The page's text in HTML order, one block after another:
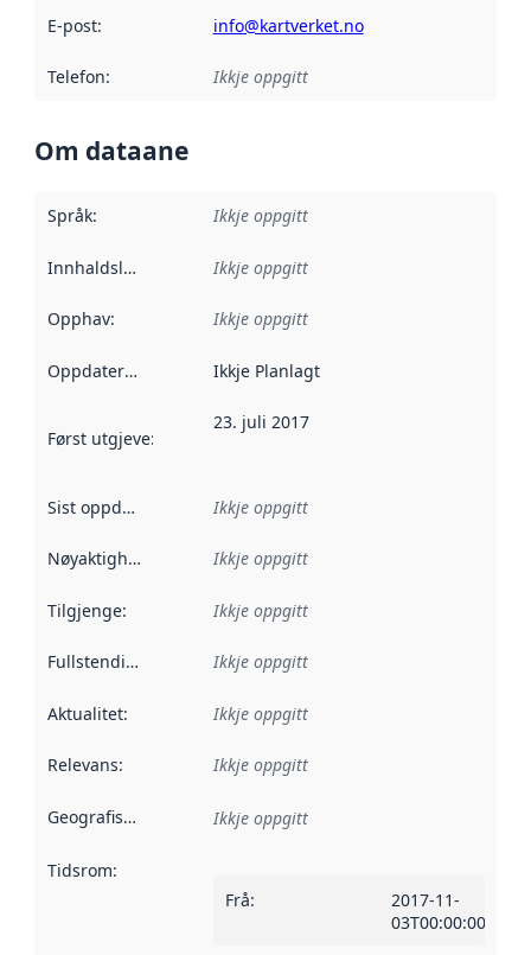
E-post: info@kartverket.no
Telefon: Ikkje oppgitt
Om dataane
Språk: Ikkje oppgitt
Innhaldsleverandørar :
Ikkje oppgitt
Opphav: Ikkje oppgitt
Oppdateringsfrekvens :
Ikkje Planlagt
Først utgjeve: Denne datoen seier når dataa i dette
23. juli 2017
Sist oppdatert Ikkje oppgitt
Nøyaktigheit Ikkje oppgitt
Tilgjenge: Ikkje oppgitt
Fullstendigheit Ikkje oppgitt
Aktualitet: Ikkje oppgitt
Relevans: Ikkje oppgitt
Geografisk område Ikkje oppgitt
Tidsrom:
Frå:
2017-11-
03T00:00:00Z